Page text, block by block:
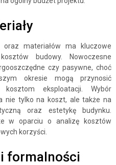
oraz materiałów ma kluczowe
budowy. Nowoczesne
czy pasywne, choć
okresie mogą przynosić
eksploatacji. Wybór
nie tylko na koszt, ale także na
oraz estetykę budynku.
w oparciu o analizę kosztów
korzyści.
formalności